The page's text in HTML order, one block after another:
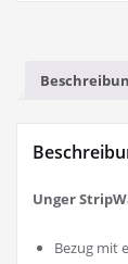
Unger
Bezug mit